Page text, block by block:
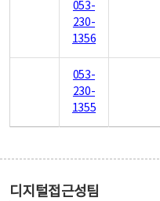
053-
230-
1356
053-
230-
1355
디지털접근성팀